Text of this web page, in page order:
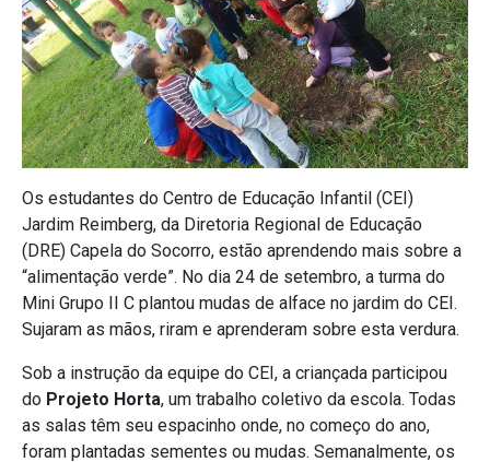
Os estudantes do Centro de Educação Infantil (CEI)
Jardim Reimberg, da Diretoria Regional de Educação
(DRE) Capela do Socorro, estão aprendendo mais sobre a
“alimentação verde”. No dia 24 de setembro, a turma do
Mini Grupo II C plantou mudas de alface no jardim do CEI.
Sujaram as mãos, riram e aprenderam sobre esta verdura.
Sob a instrução da equipe do CEI, a criançada participou
do Projeto Horta, um trabalho coletivo da escola. Todas
as salas têm seu espacinho onde, no começo do ano,
foram plantadas sementes ou mudas. Semanalmente, os